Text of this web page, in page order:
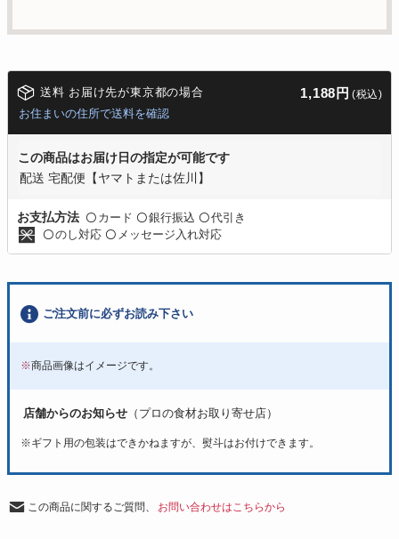
送料 お届け先が東京都の場合 1,188円 (税込)
お住まいの住所で送料を確認
この商品はお届け日の指定が可能です
配送 宅配便【ヤマトまたは佐川】
お支払方法 〇 カード 〇銀行振込 〇代引き
〇のし対応 〇 メッセージ入れ対応
ご注文前に必ずお読み下さい
※商品画像はイメージです。
店舗からのお知らせ （プロの食材お取り寄せ店）
※ギフト用の包装はできかねますが、熨斗はお付けできます。
この商品に関するご質問、 お問い合わせはこちらから